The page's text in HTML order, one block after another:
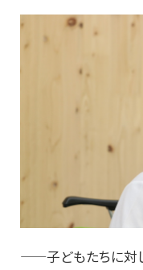
——子どもたちに対